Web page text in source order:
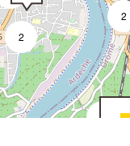
2
2
2